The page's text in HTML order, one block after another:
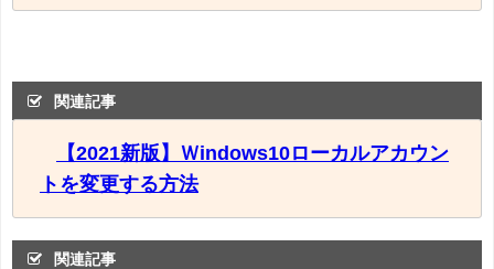
関連記事
【2021新版】Ｗindows10ローカルアカウン
トを変更する方法
関連記事